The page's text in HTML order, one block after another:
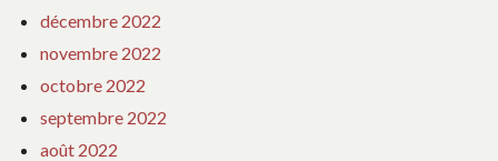
décembre 2022
novembre 2022
octobre 2022
septembre 2022
août 2022